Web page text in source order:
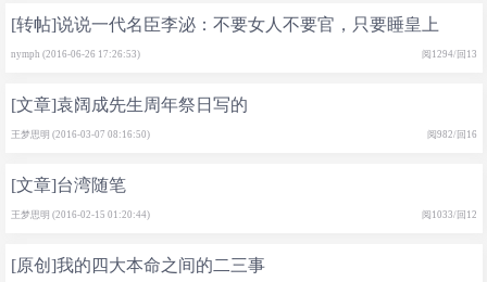
[转帖]说说一代名臣李泌：不要女人不要官，只要睡皇上
nymph (2016-06-26 17:26:53) 阅1294/回13
[文章]袁阔成先生周年祭日写的
王梦思明 (2016-03-07 08:16:50) 阅982/回16
[文章]台湾随笔
王梦思明 (2016-02-15 01:20:44) 阅1033/回12
[原创]我的四大本命之间的二三事